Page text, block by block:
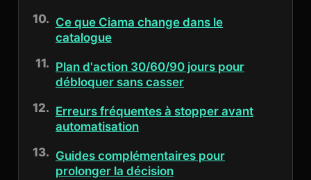
Ce que Ciama change dans le
catalogue
Plan d'action 30/60/90 jours pour
débloquer sans casser
Erreurs fréquentes à stopper avant
automatisation
Guides complémentaires pour
prolonger la décision